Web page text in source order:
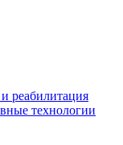
реабилитация
технологии